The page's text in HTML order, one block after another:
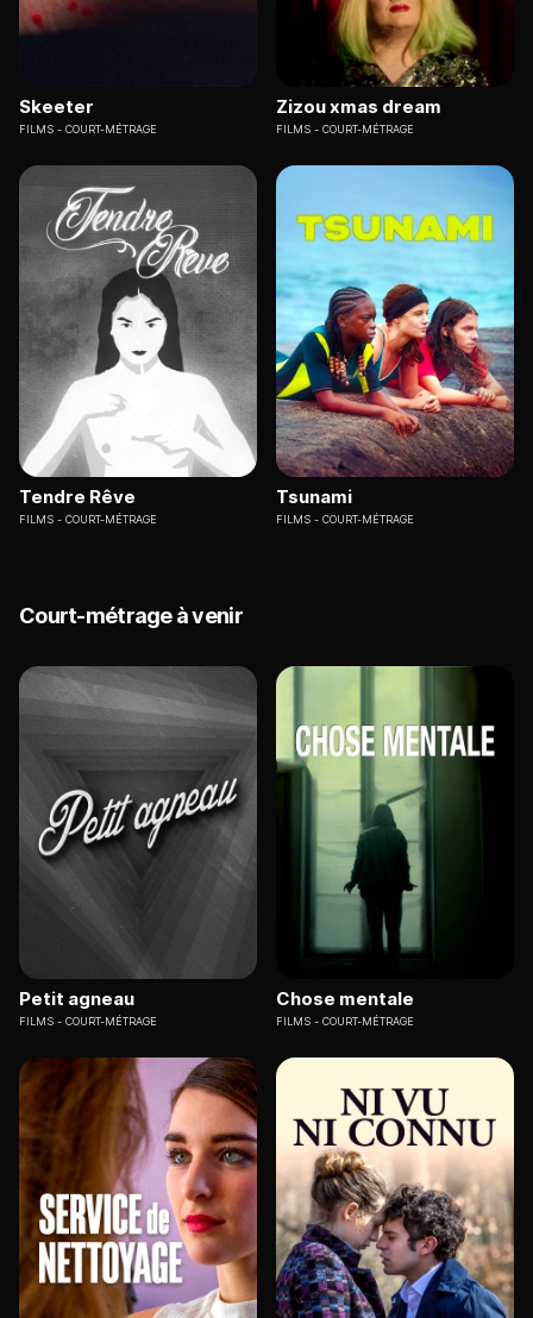
Skeeter
FILMS COURT-MÉTRAGE
Zizou xmas dream
FILMS COURT-MÉTRAGE
Tendre Rêve
FILMS COURT-MÉTRAGE
Tsunami
FILMS COURT-MÉTRAGE
Court-métrage à venir
Petit agneau
FILMS COURT-MÉTRAGE
Chose mentale
FILMS COURT-MÉTRAGE